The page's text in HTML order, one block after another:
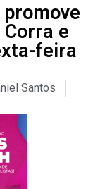
Corra e
feira
Santos